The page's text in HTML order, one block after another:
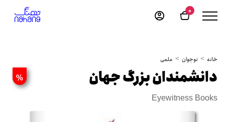
0
خانه نوجوان علمی
% دانشمندان بزرگ جهان
Eyewitness Books